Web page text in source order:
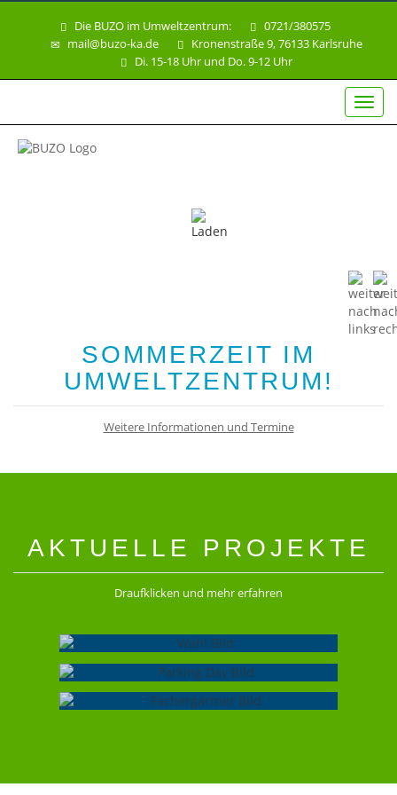
Die BUZO im Umweltzentrum:
0721/380575
mail@buzo-ka.de
Kronenstraße 9, 76133 Karlsruhe
Di. 15-18 Uhr und Do. 9-12 Uhr
SOMMERZEIT IM
UMWELTZENTRUM!
Weitere Informationen und Termine
AKTUELLE PROJEKTE
Draufklicken und mehr erfahren
WAHL
PARKING DAY